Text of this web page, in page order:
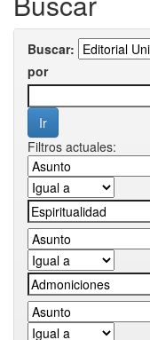
Buscar:
por
Filtros actuales: